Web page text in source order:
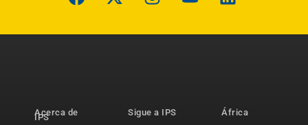
Acerca de
IPS
Sigue a IPS
África